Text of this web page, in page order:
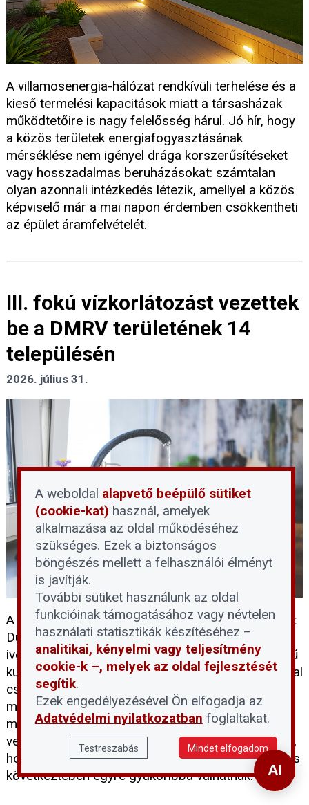
A villamosenergia-hálózat rendkívüli terhelése és a
kieső termelési kapacitások miatt a társasházak
működtetőire is nagy felelősség hárul. Jó hír, hogy
a közös területek energiafogyasztásának
mérséklése nem igényel drága korszerűsítéseket
vagy hosszadalmas beruházásokat: számtalan
olyan azonnali intézkedés létezik, amellyel a közös
képviselő már a mai napon érdemben csökkentheti
az épület áramfelvételét.
III. fokú vízkorlátozást vezettek
be a DMRV területének 14
településén
2026. július 31.
A tartós hőség és a történelmi mélypontra süllyedt
Duna-vízállás egyszerre terheli a térség
ivóvízellátását. A DMRV Zrt. szerint a parti szűrésű
kutak víztermelő kapacitása mintegy 30 százalékkal
csökkent, miközben a vízfogyasztás
másfélszeresére emelkedett, ezért a Pilisi-
medence 14 településén III. fokú vízkorlátozást
vezettek be. A kormány eközben arra figyelmeztet,
hogy a tartós vízhiányos időszakok a klímaváltozás
következtében egyre gyakoribbá válhatnak.
A weboldal alapvető beépülő sütiket
(cookie-kat) használ, amelyek
alkalmazása az oldal működéséhez
szükséges. Ezek a biztonságos
böngészés mellett a felhasználói élményt
is javítják.
További sütiket használunk az oldal
funkcióinak támogatásához vagy névtelen
használati statisztikák készítéséhez –
analitikai, kényelmi vagy teljesítmény
cookie-k –, melyek az oldal fejlesztését
segítik.
Ezek engedélyezésével Ön elfogadja az
Adatvédelmi nyilatkozatban foglaltakat.
Testreszabás Mindet elfogadom